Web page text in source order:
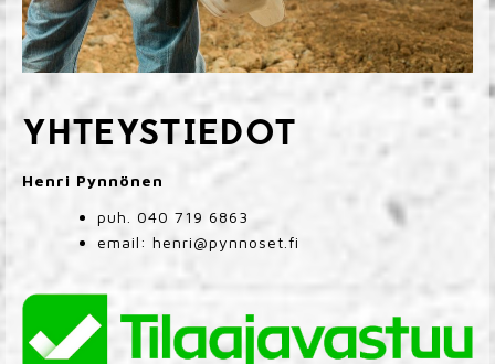
YHTEYSTIEDOT
Henri Pynnönen
puh. 040 719 6863
email: henri@pynnoset.fi